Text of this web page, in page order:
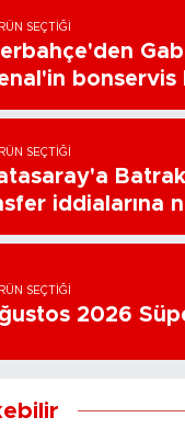
SEÇTIĞI
bonservis
SEÇTIĞI
iddialarına
SEÇTIĞI
2026